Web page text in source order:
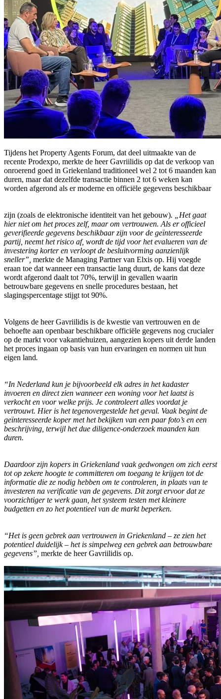
Tijdens het Property Agents Forum, dat deel uitmaakte van de
recente Prodexpo, merkte de heer Gavriilidis op dat de verkoop van
onroerend goed in Griekenland traditioneel wel 2 tot 6 maanden kan
duren, maar dat dezelfde transactie binnen 2 tot 6 weken kan
worden afgerond als er moderne en officiële gegevens beschikbaar
zijn (zoals de elektronische identiteit van het gebouw). „Het gaat
hier niet om het proces zelf, maar om vertrouwen. Als er officieel
geverifieerde gegevens beschikbaar zijn voor de geïnteresseerde
partij, neemt het risico af, wordt de tijd voor het evalueren van de
investering korter en verloopt de besluitvorming aanzienlijk
sneller”, merkte de Managing Partner van Elxis op. Hij voegde
eraan toe dat wanneer een transactie lang duurt, de kans dat deze
wordt afgerond daalt tot 70%, terwijl in gevallen waarin
betrouwbare gegevens en snelle procedures bestaan, het
slagingspercentage stijgt tot 90%.
Volgens de heer Gavriilidis is de kwestie van vertrouwen en de
behoefte aan openbaar beschikbare officiële gegevens nog crucialer
op de markt voor vakantiehuizen, aangezien kopers uit derde landen
het proces ingaan op basis van hun ervaringen en normen uit hun
eigen land.
“In Nederland kun je bijvoorbeeld elk adres in het kadaster
invoeren en direct zien wanneer een woning voor het laatst is
verkocht en voor welke prijs. Je controleert alles voordat je
vertrouwt. Hier is het tegenovergestelde het geval. Vaak begint de
geïnteresseerde koper met het bekijken van een paar foto’s en een
beschrijving, terwijl het due diligence-onderzoek maanden kan
duren.
Daardoor zijn kopers in Griekenland vaak gedwongen om zich eerst
tot op zekere hoogte te committeren om toegang te krijgen tot de
informatie die ze nodig hebben om te controleren, in plaats van te
investeren na verificatie van de gegevens. Dit zorgt ervoor dat ze
voorzichtiger te werk gaan, het systeem testen met kleinere
budgetten en zo het potentieel van de markt beperken.
“Het is geen gebrek aan vertrouwen in Griekenland – ze zien het
potentieel duidelijk – het is simpelweg een gebrek aan betrouwbare
gegevens”, merkte de heer Gavriilidis op.